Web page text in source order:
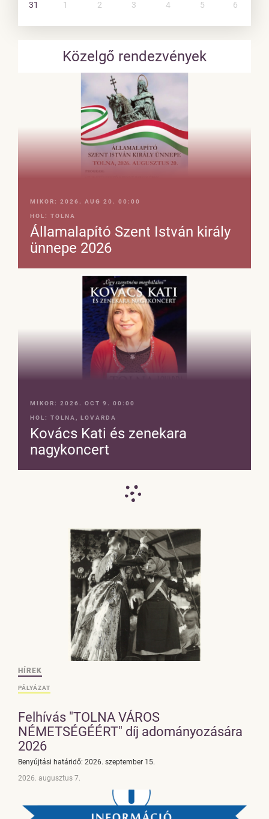
31 1 2 3 4 5 6
Közelgő rendezvények
MIKOR: 2026. AUG 20. 00:00
HOL: TOLNA
Államalapító Szent István király
ünnepe 2026
MIKOR: 2026. OCT 9. 00:00
HOL: TOLNA, LOVARDA
Kovács Kati és zenekara
nagykoncert
HÍREK
PÁLYÁZAT
Felhívás "TOLNA VÁROS
NÉMETSÉGÉÉRT" díj adományozására
2026
Benyújtási határidő: 2026. szeptember 15.
2026. augusztus 7.